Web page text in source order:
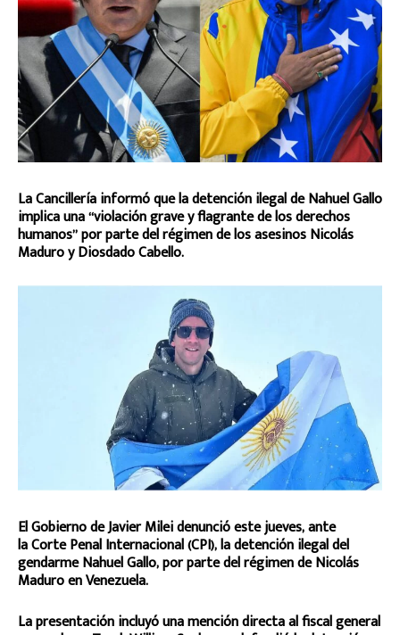
La Cancillería informó que la detención ilegal de Nahuel Gallo
implica una “violación grave y flagrante de los derechos
humanos” por parte del régimen de los asesinos Nicolás
Maduro y Diosdado Cabello.
El Gobierno de Javier Milei denunció este jueves, ante
la Corte Penal Internacional (CPI), la detención ilegal del
gendarme Nahuel Gallo, por parte del régimen de Nicolás
Maduro en Venezuela.
La presentación incluyó una mención directa al fiscal general